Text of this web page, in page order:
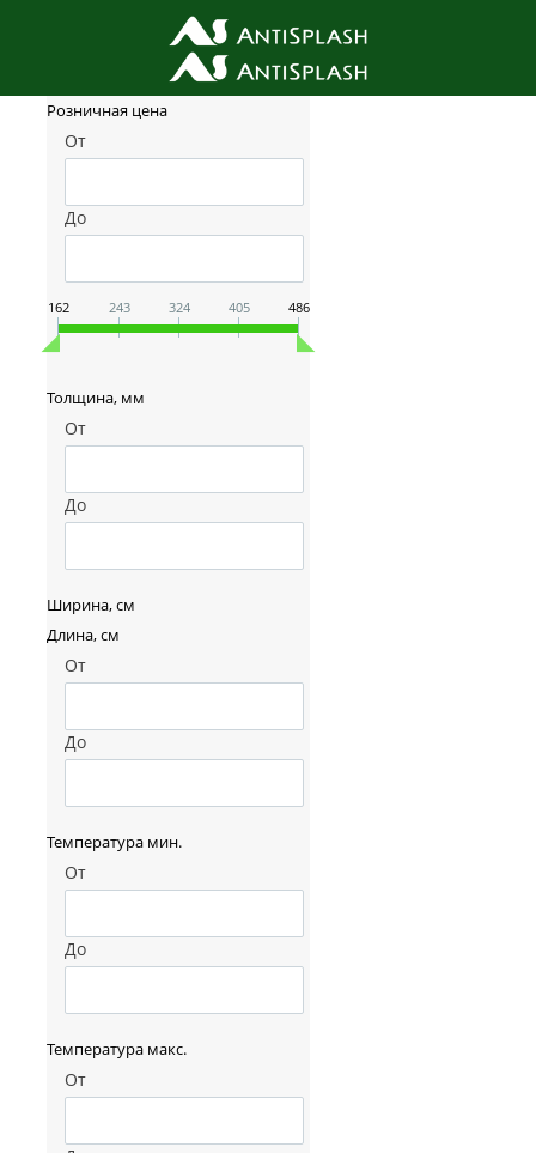
Фильтр товаров
Розничная цена
От
До
162 243 324 405 486
Толщина, мм
От
До
Ширина, см
Длина, см
От
До
Температура мин.
От
До
Температура макс.
От